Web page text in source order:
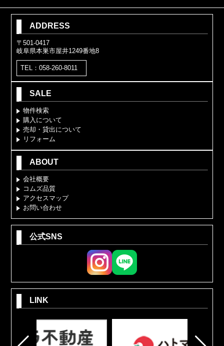
ADDRESS
〒501-0417
岐阜県本巣市屋井1249番地8
TEL：058-260-8011
SALE
物件検索
購入について
売却・貸出について
リフォーム
ABOUT
会社概要
コムズ品質
アクセスマップ
お問い合わせ
公式SNS
LINK